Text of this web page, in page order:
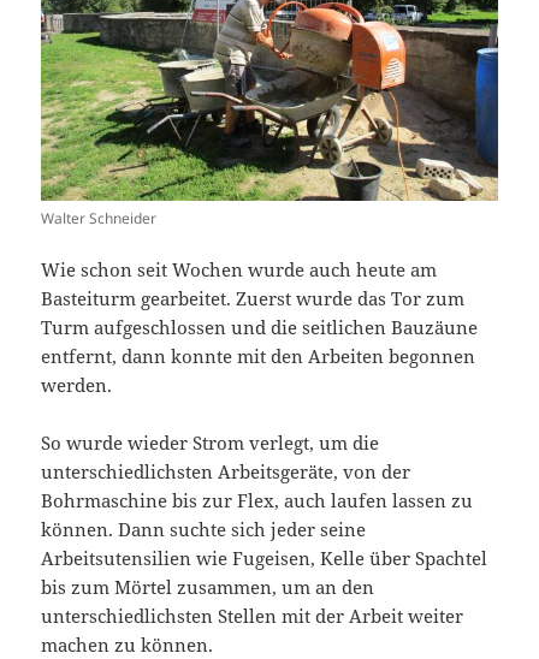
Walter Schneider
Wie schon seit Wochen wurde auch heute am
Basteiturm gearbeitet. Zuerst wurde das Tor zum
Turm aufgeschlossen und die seitlichen Bauzäune
entfernt, dann konnte mit den Arbeiten begonnen
werden.
So wurde wieder Strom verlegt, um die
unterschiedlichsten Arbeitsgeräte, von der
Bohrmaschine bis zur Flex, auch laufen lassen zu
können. Dann suchte sich jeder seine
Arbeitsutensilien wie Fugeisen, Kelle über Spachtel
bis zum Mörtel zusammen, um an den
unterschiedlichsten Stellen mit der Arbeit weiter
machen zu können.